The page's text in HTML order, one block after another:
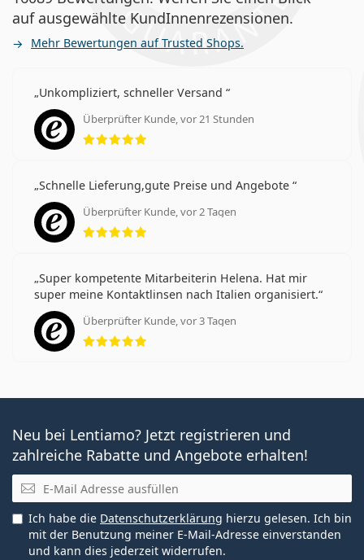
auf ausgewählte KundInnenrezensionen.
Mehr Bewertungen auf Trusted Shops.
Unkompliziert, schneller Versand
Überprüfter Kunde, vor 21 Stunden
Bewertung 5 aus 5
Schnelle Lieferung,gute Preise und Angebote
Überprüfter Kunde, vor 2 Tagen
Bewertung 5 aus 5
Super kompetente Mitarbeiterin Helena. Hat mir
super meine Kontaktlinsen nach Italien organisiert.
Überprüfter Kunde, vor 3 Tagen
Bewertung 5 aus 5
Neu bei Lentiamo? Jetzt registrieren und
zahlreiche Rabatte und Angebote erhalten!
E-Mail
Ich habe die Datenschutzerklärung hierzu gelesen. Ich bin
mit der Benutzung meiner E-Mail-Adresse einverstanden
und kann dies jederzeit widerrufen.